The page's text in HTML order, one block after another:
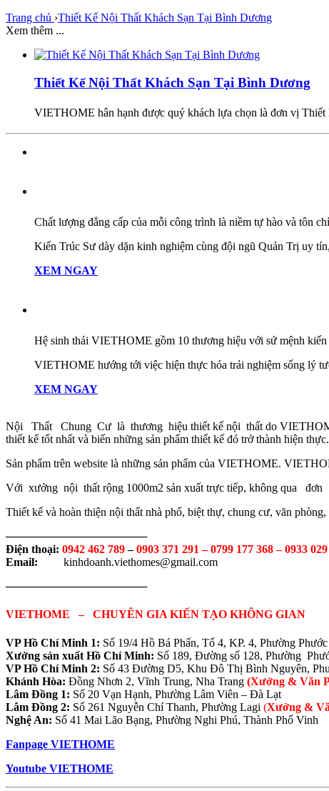
Trang chủ ›Thiết Kế Nội Thất Khách Sạn Tại Bình Dương
Xem thêm ...
Thiết Kế Nội Thất Khách Sạn Tại Bình Dương
VIETHOME hân hạnh được quý khách lựa chọn là đơn vị
Chất lượng đẳng cấp của mỗi công trình là niềm tự hào và tôn
Kiến Trúc Sư dày dặn kinh nghiệm cùng đội ngũ Quản Trị uy
XEM NGAY
Hệ sinh thái VIETHOME gồm 10 thương hiệu với sứ mệnh
VIETHOME hướng tới việc hiện thực hóa trải nghiệm sống lý
XEM NGAY
Nội Thất Chung Cư là thương hiệu thiết kế nội thất do
thiết kế tốt nhất và biến những sản phẩm thiết kế đó trở thành hiện thực.
Sản phẩm trên website là những sản phẩm của VIETHOME.
Với xưởng nội thất rộng 1000m2 sản xuất trực tiếp, không qua
Thiết kế và hoàn thiện nội thất nhà phố, biệt thự, chung cư, văn
──────────────────
Điện thoại: 0942 462 789–0903 371 291 –0799 177 368 – 0933
Email:
kinhdoanh.viethomes@gmail.com
──────────────────
VIETHOME – CHUYÊN GIA KIẾN TẠO KHÔNG GIAN
VP Hồ Chí Minh 1: Số 19/4 Hồ Bá Phấn, Tổ 4, KP. 4, Phường
Xưởng sản xuất Hồ Chí Minh: Số 189, Đường số 128, Phường
VP Hồ Chí Minh 2: Số 43 Đường D5, Khu Đô Thị Bình Nguyên,
Khánh Hòa: Đồng Nhơn 2, Vĩnh Trung, Nha Trang (Xưởng & Văn
Lâm Đồng 1: Số 20 Vạn Hạnh, Phường Lâm Viên – Đà Lạt
Lâm Đồng 2: Số 261 Nguyễn Chí Thanh, Phường Lagi (Xưởng &
Nghệ An: Số 41 Mai Lão Bạng, Phường Nghi Phú, Thành Phố Vinh
Fanpage VIETHOME
Youtube VIETHOME